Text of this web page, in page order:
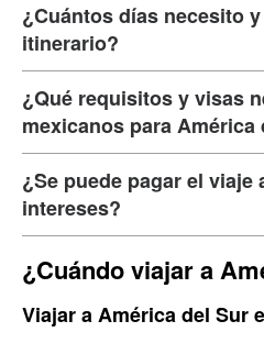
¿Cuántos días necesito
itinerario?
¿Qué requisitos y visas
mexicanos para América
¿Se puede pagar el viaje
intereses?
¿Cuándo viajar a
Viajar a América del Sur